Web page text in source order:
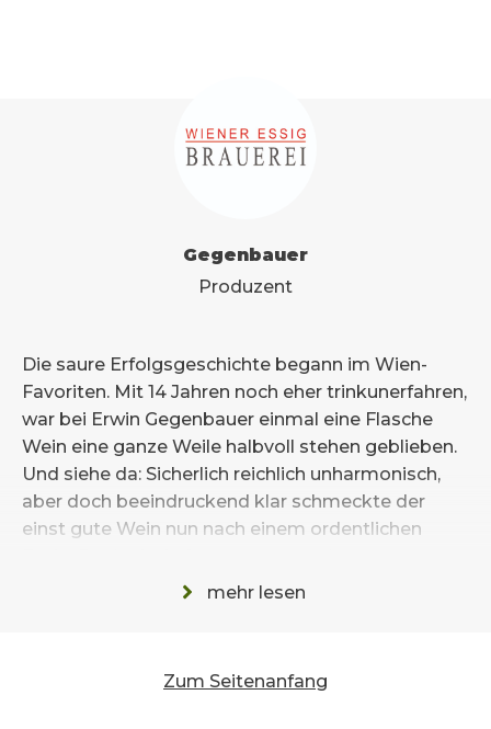
Gegenbauer
Produzent
Die saure Erfolgsgeschichte begann im Wien-
Favoriten. Mit 14 Jahren noch eher trinkunerfahren,
war bei Erwin Gegenbauer einmal eine Flasche
Wein eine ganze Weile halbvoll stehen geblieben.
Und siehe da: Sicherlich reichlich unharmonisch,
aber doch beeindruckend klar schmeckte der
einst gute Wein nun nach einem ordentlichen
Als Juniorchef der familieneigenen
wollte Erwin Gegenbauer, welcher privat mit einer
mehr lesen
Zum Seitenanfang